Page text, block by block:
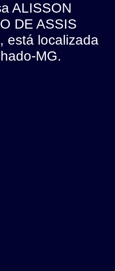
ALISSON
DE ASSIS
está localizada
MG.